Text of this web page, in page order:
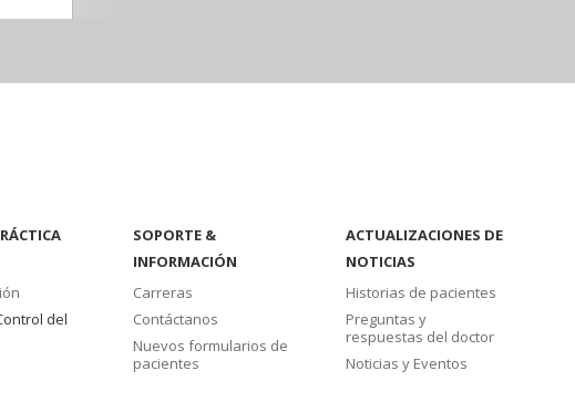
del
SOPORTE &
INFORMACIÓN
Carreras
Contáctanos
Nuevos formularios de
pacientes
ACTUALIZACIONES DE
NOTICIAS
Historias de pacientes
Preguntas y
respuestas del doctor
Noticias y Eventos